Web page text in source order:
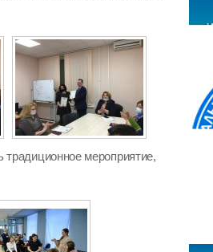
традиционное мероприятие,